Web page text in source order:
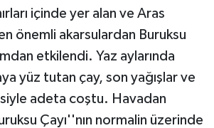
içinde yer alan ve Aras
önemli akarsulardan Buruksu
etkilendi. Yaz aylarında
yüz tutan çay, son yağışlar ve
adeta coştu. Havadan
Çayı''nın normalin üzerinde